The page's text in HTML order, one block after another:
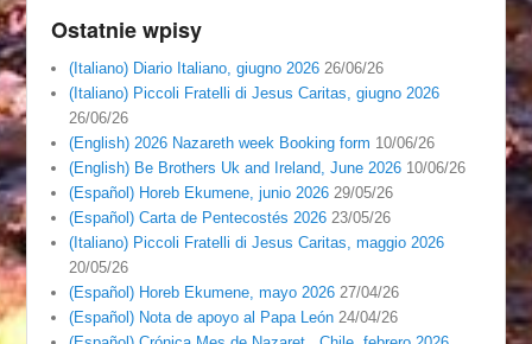
Ostatnie wpisy
(Italiano) Diario Italiano, giugno 2026 26/06/26
(Italiano) Piccoli Fratelli di Jesus Caritas, giugno 2026
26/06/26
(English) 2026 Nazareth week Booking form 10/06/26
(English) Be Brothers Uk and Ireland, June 2026 10/06/26
(Español) Horeb Ekumene, junio 2026 29/05/26
(Español) Carta de Pentecostés 2026 23/05/26
(Italiano) Piccoli Fratelli di Jesus Caritas, maggio 2026
20/05/26
(Español) Horeb Ekumene, mayo 2026 27/04/26
(Español) Nota de apoyo al Papa León 24/04/26